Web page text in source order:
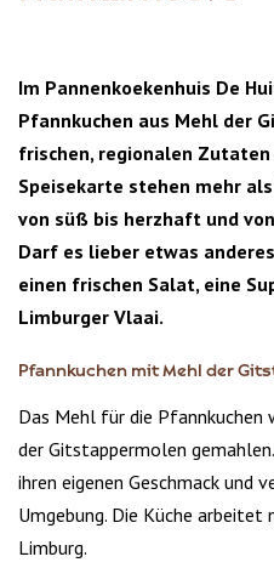
Im Pannenkoekenhuis De
Pfannkuchen aus Mehl der
frischen, regionalen
Speisekarte stehen mehr
von süß bis herzhaft und
Darf es lieber etwas
einen frischen Salat, eine
Limburger Vlaai.
Pfannkuchen mit Mehl der
Das Mehl für die
der Gitstappermolen
ihren eigenen Geschmack und
Umgebung. Die Küche
Limburg.